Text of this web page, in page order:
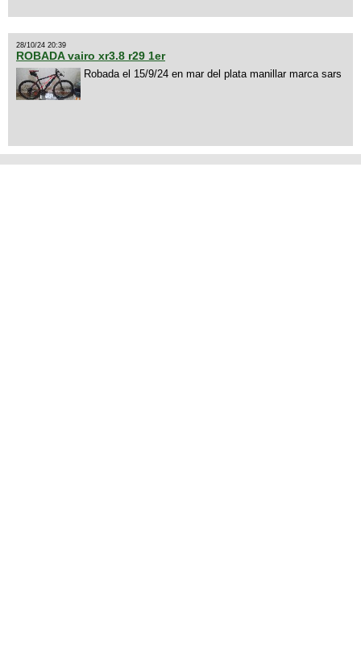
28/10/24 20:39
ROBADA vairo xr3.8 r29 1er
Robada el 15/9/24 en mar del plata manillar marca sars